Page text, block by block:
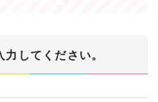
してください。